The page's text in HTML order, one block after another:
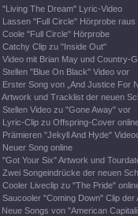
"Living The Dream" Lyric-Video
Lassen "Full Circle" Hörprobe raus
Coole "Full Circle" Hörprobe
Catchy Clip zu "Inside Out"
Video mit Brian May und Country-
Stellen "Blue On Black" Video vor
Erster Song von „And Justice For
Artwork und Tracklist der neuen
Stellen Video zu "Gone Away" vor
Lyric-Clip zu Offspring-Cover
Prämieren "Jekyll And Hyde"
Neuer Song online
"Got Your Six" Artwork und
Zwei Songeindrücke der neuen
Cooler Liveclip zu "The Pride"
Saucooler "Coming Down" Clip der
Neue Songs von "American